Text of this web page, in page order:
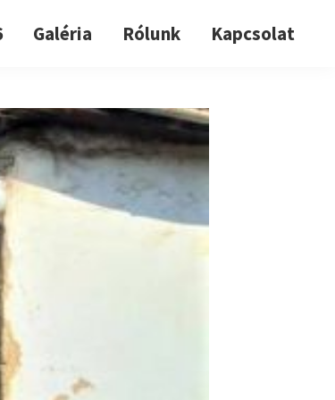
Galéria Rólunk Kapcsolat